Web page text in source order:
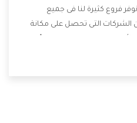
فروع كثيرة لنا فى جميع
التى تحصل على مكانة
معنا هتحصل على كل ما هو